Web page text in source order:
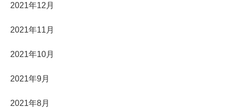
2021年12月
2021年11月
2021年10月
2021年9月
2021年8月